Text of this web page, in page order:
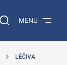
Vyhledávání na
MENU
LÉČIVA